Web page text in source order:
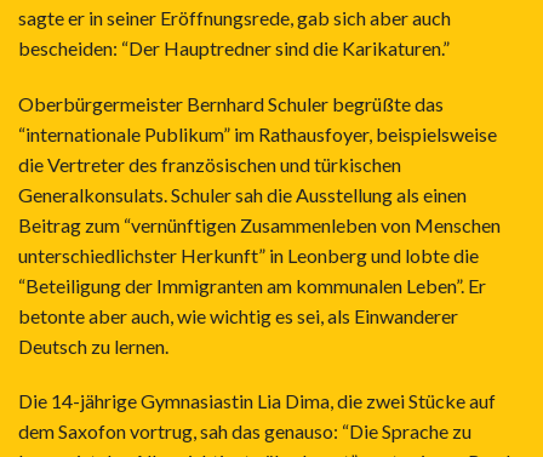
sagte er in seiner Eröffnungsrede, gab sich aber auch
bescheiden: “Der Hauptredner sind die Karikaturen.”
Oberbürgermeister Bernhard Schuler begrüßte das
“internationale Publikum” im Rathausfoyer, beispielsweise
die Vertreter des französischen und türkischen
Generalkonsulats. Schuler sah die Ausstellung als einen
Beitrag zum “vernünftigen Zusammenleben von Menschen
unterschiedlichster Herkunft” in Leonberg und lobte die
“Beteiligung der Immigranten am kommunalen Leben”. Er
betonte aber auch, wie wichtig es sei, als Einwanderer
Deutsch zu lernen.
Die 14-jährige Gymnasiastin Lia Dima, die zwei Stücke auf
dem Saxofon vortrug, sah das genauso: “Die Sprache zu